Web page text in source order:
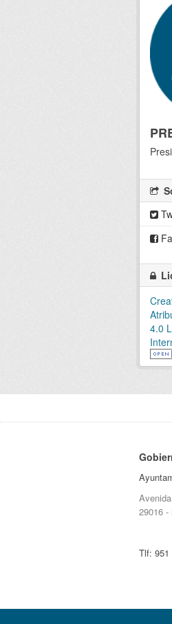
4.0
29016 -
Tlf: 951